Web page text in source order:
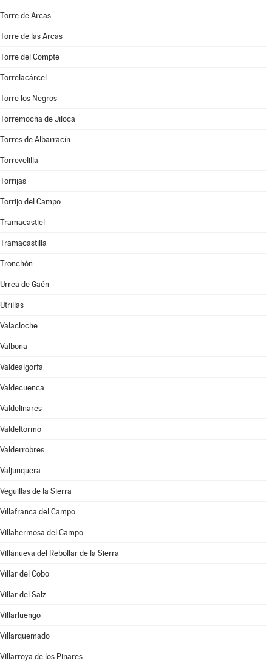
Torre de Arcas
Torre de las Arcas
Torre del Compte
Torrelacárcel
Torre los Negros
Torremocha de Jiloca
Torres de Albarracín
Torrevelilla
Torrijas
Torrijo del Campo
Tramacastiel
Tramacastilla
Tronchón
Urrea de Gaén
Utrillas
Valacloche
Valbona
Valdealgorfa
Valdecuenca
Valdelinares
Valdeltormo
Valderrobres
Valjunquera
Veguillas de la Sierra
Villafranca del Campo
Villahermosa del Campo
Villanueva del Rebollar de la Sierra
Villar del Cobo
Villar del Salz
Villarluengo
Villarquemado
Villarroya de los Pinares